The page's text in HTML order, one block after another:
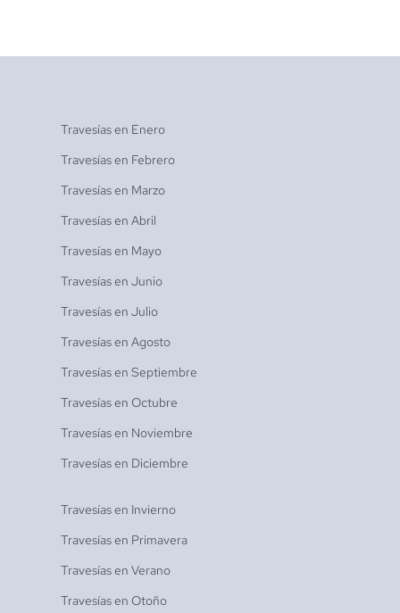
Travesías en Enero
Travesías en Febrero
Travesías en Marzo
Travesías en Abril
Travesías en Mayo
Travesías en Junio
Travesías en Julio
Travesías en Agosto
Travesías en Septiembre
Travesías en Octubre
Travesías en Noviembre
Travesías en Diciembre
Travesías en Invierno
Travesías en Primavera
Travesías en Verano
Travesías en Otoño